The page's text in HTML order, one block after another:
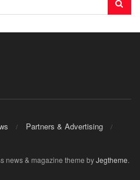
Partners & Advertising
news & magazine theme byJegtheme.